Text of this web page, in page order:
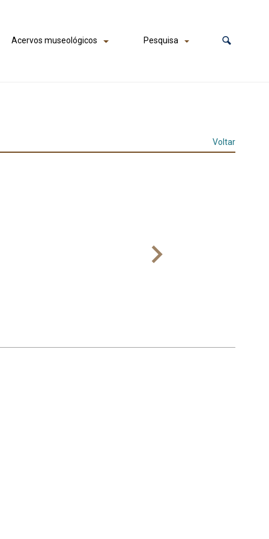
Acervos museológicos Pesquisa
Voltar